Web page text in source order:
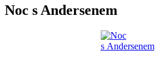
Noc s Andersenem